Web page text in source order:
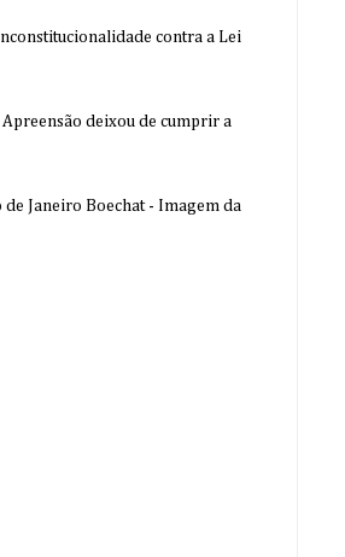
contra a Lei
deixou de cumprir a
de Janeiro Boechat - Imagem da